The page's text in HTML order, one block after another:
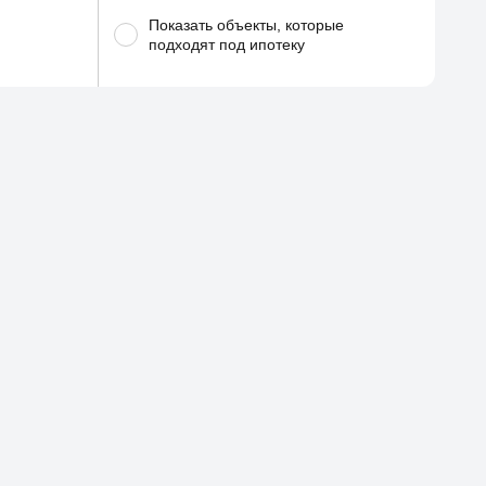
Показать объекты, которые
подходят под ипотеку